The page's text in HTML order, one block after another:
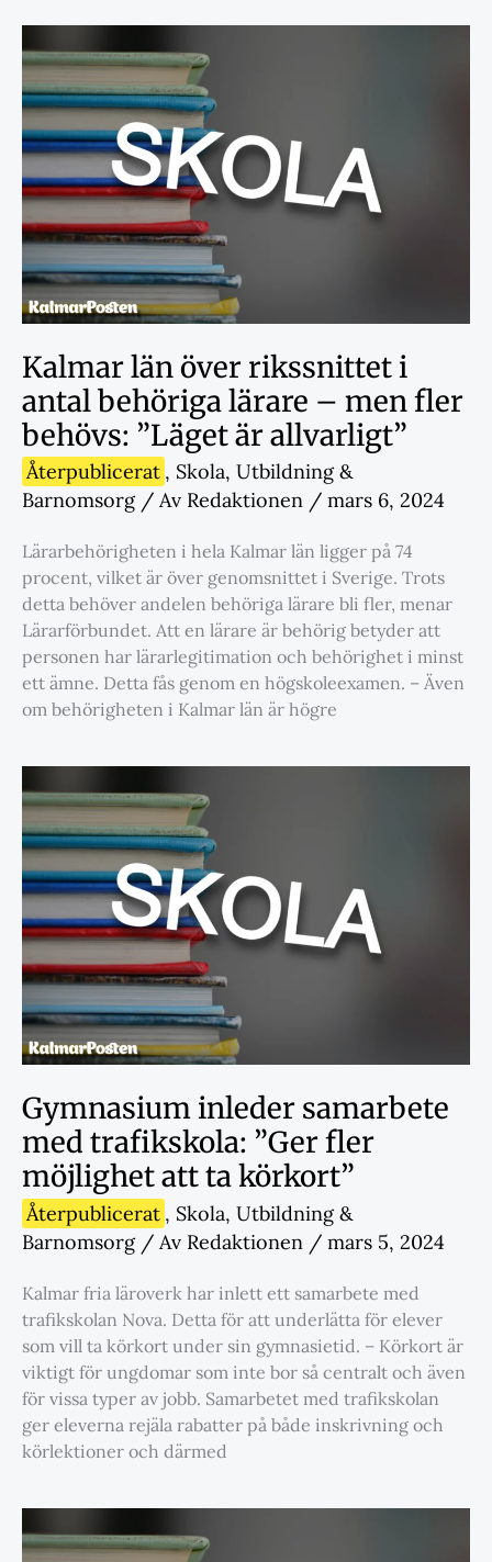
Kalmar län över rikssnittet i
antal behöriga lärare – men fler
behövs: ”Läget är allvarligt”
Återpublicerat , Skola, Utbildning &
Barnomsorg/ Av Redaktionen / mars 6, 2024
Lärarbehörigheten i hela Kalmar län ligger på 74
procent, vilket är över genomsnittet i Sverige. Trots
detta behöver andelen behöriga lärare bli fler, menar
Lärarförbundet. Att en lärare är behörig betyder att
personen har lärarlegitimation och behörighet i minst
ett ämne. Detta fås genom en högskoleexamen. – Även
om behörigheten i Kalmar län är högre
Gymnasium inleder samarbete
med trafikskola: ”Ger fler
möjlighet att ta körkort”
Återpublicerat , Skola, Utbildning &
Barnomsorg/ Av Redaktionen / mars 5, 2024
Kalmar fria läroverk har inlett ett samarbete med
trafikskolan Nova. Detta för att underlätta för elever
som vill ta körkort under sin gymnasietid. – Körkort är
viktigt för ungdomar som inte bor så centralt och även
för vissa typer av jobb. Samarbetet med trafikskolan
ger eleverna rejäla rabatter på både inskrivning och
körlektioner och därmed